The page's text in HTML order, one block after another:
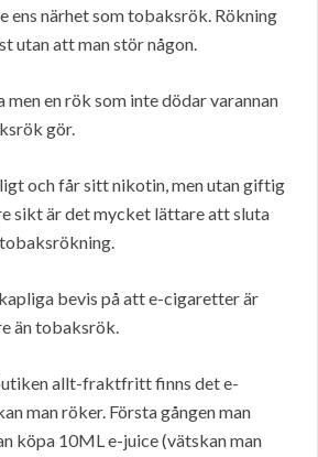
ens närhet som tobaksrök. Rökning
utan att man stör någon.
en rök som inte dödar varannan
gör.
och får sitt nikotin, men utan giftig
sikt är det mycket lättare att sluta
bevis på att e-cigaretter är
än tobaksrök.
allt-fraktfritt finns det e-
man röker. Första gången man
köpa 10ML e-juice (vätskan man